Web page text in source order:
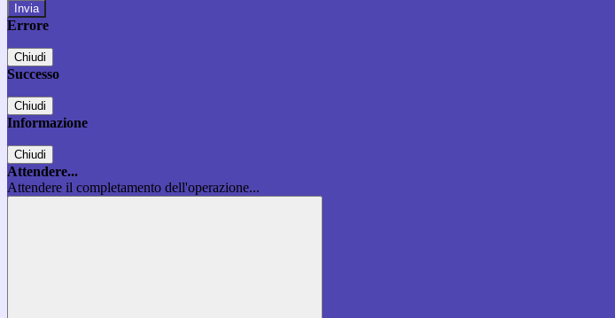
Errore
Chiudi
Successo
Chiudi
Informazione
Chiudi
Attendere...
Attendere il completamento dell'operazione...